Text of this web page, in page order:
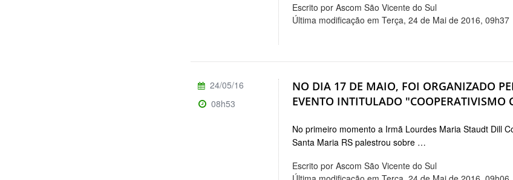
Escrito por Ascom São Vicente do Sul
Última modificação em Terça, 24 de Mai de 2016, 09h37
NO DIA 17 DE MAIO, FOI ORGANIZADO
EVENTO INTITULADO "COOPERATIVISMO
No primeiro momento a Irmã Lourdes Maria Staudt
Santa Maria RS palestrou sobre …
Escrito por Ascom São Vicente do Sul
24/05/16
08h53